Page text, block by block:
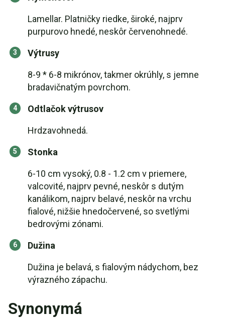
Lamellar. Platničky riedke, široké, najprv
purpurovo hnedé, neskôr červenohnedé.
Výtrusy
8-9 * 6-8 mikrónov, takmer okrúhly, s jemne
bradavičnatým povrchom.
Odtlačok výtrusov
Hrdzavohnedá.
Stonka
6-10 cm vysoký, 0.8 - 1.2 cm v priemere,
valcovité, najprv pevné, neskôr s dutým
kanálikom, najprv belavé, neskôr na vrchu
fialové, nižšie hnedočervené, so svetlými
bedrovými zónami.
Dužina
Dužina je belavá, s fialovým nádychom, bez
výrazného zápachu.
Synonymá